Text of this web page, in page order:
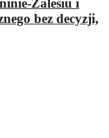
Zalesiu i
bez decyzji,